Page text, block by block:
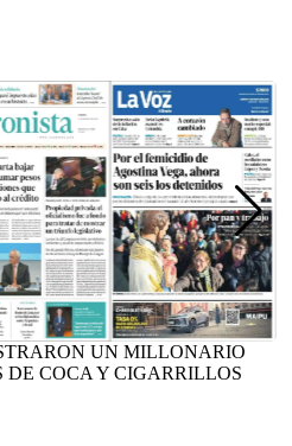
UN MILLONARIO
COCA Y CIGARRILLOS